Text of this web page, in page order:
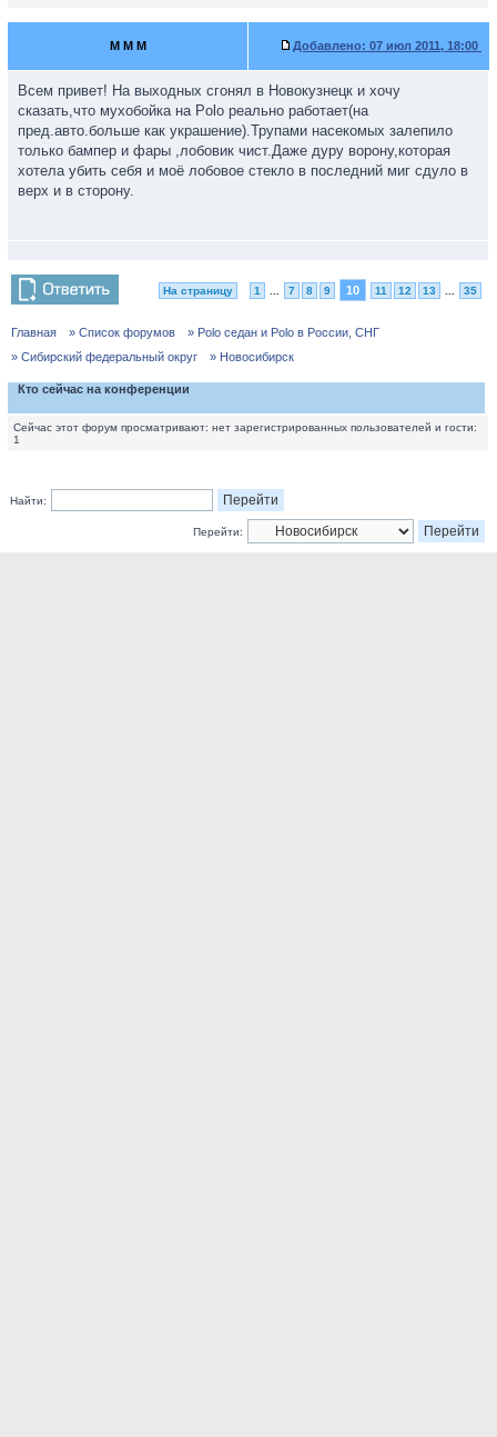
М М М Добавлено: 07 июл 2011, 18:00
Всем привет! На выходных сгонял в Новокузнецк и хочу
сказать,что мухобойка на Polo реально работает(на
пред.авто.больше как украшение).Трупами насекомых залепило
только бампер и фары ,лобовик чист.Даже дуру ворону,которая
хотела убить себя и моё лобовое стекло в последний миг сдуло в
верх и в сторону.
На страницу 1 7 8 9 10 11 12 13 35
Главная » Список форумов
» Polo седан и Polo в России, СНГ
» Сибирский федеральный округ
» Новосибирск
Кто сейчас на конференции
Сейчас этот форум просматривают: нет зарегистрированных пользователей и гости:
1
Найти:
Перейти: